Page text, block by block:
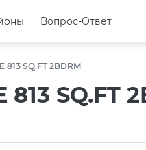
Вопрос-Ответ
Вопрос-Ответ
813 SQ.FT 2BDRM
SQ.FT